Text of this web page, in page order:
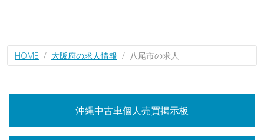
HOME 大阪府の求人情報 八尾市の求人
沖縄中古車個人売買掲示板